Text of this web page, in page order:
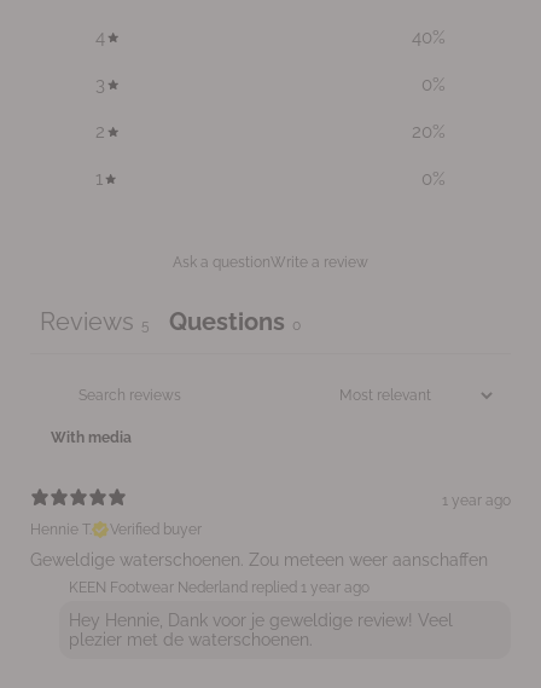
4 40%
3 0%
2 20%
1 0%
Ask a questionWrite a review
Reviews 5 Questions 0
With media
1 year ago
Hennie T.
Verified buyer
Geweldige waterschoenen. Zou meteen weer aanschaffen
KEEN Footwear Nederland replied 1 year ago
Hey Hennie, Dank voor je geweldige review! Veel
plezier met de waterschoenen.